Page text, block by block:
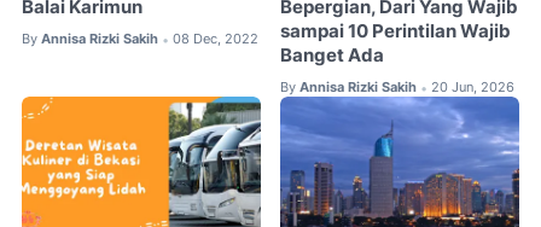
Balai Karimun
By Annisa Rizki Sakih • 08 Dec, 2022
Bepergian, Dari Yang Wajib
sampai 10 Perintilan Wajib
Banget Ada
By Annisa Rizki Sakih • 20 Jun, 2026